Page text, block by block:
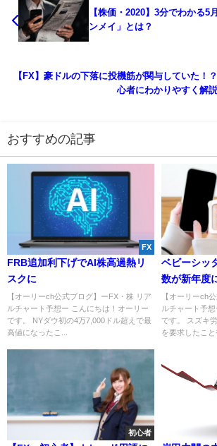
【株価・2020】3分でわかる5
ンメイ」とは？
【FX】豪ドルの下落に投機筋が関与していた！
心者にわかりやすく解説
おすすめの記事
FX
FRB追加利下げでAI株高過熱リ
スクに
【オーリーch公式ブログ】ーFX・株 リア
ルチャート予想ー こんにちは！オーリー
です。 NYダウ初の4万7,000ドル超えで最
高値になったこ...
ベビーシッ
数が新年度
【オーリーch
ルチャート予
です。 スズキ
を要求したこと
初心者